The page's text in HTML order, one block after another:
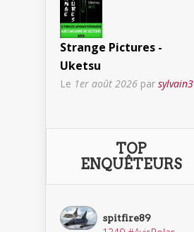
Strange Pictures -
Uketsu
Le 1er août 2026 par sylvain3
TOP
ENQUÊTEURS
spitfire89